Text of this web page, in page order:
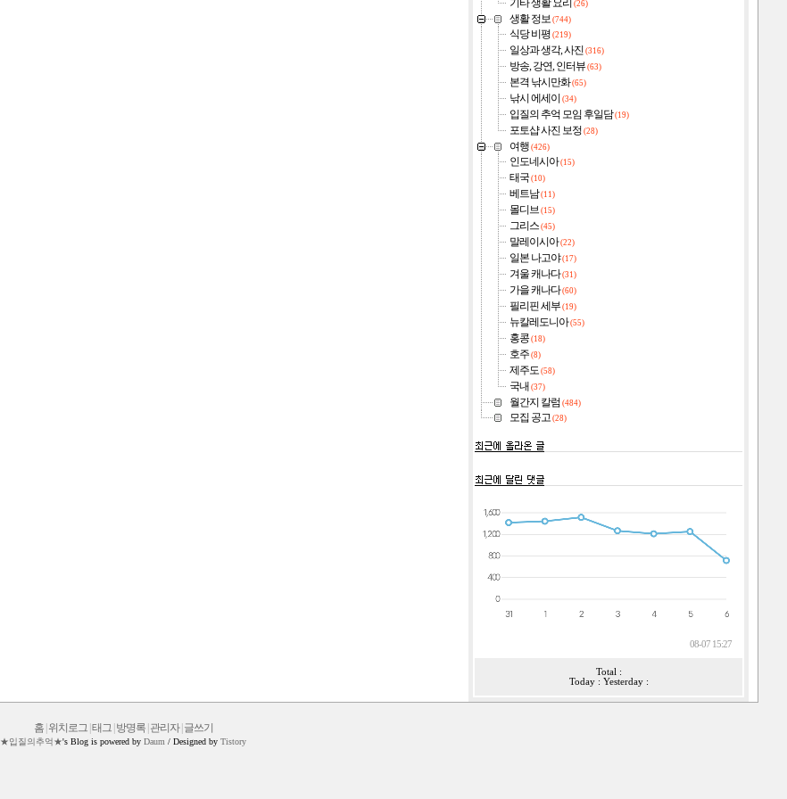
기타 생활 요리 (26)
생활 정보 (744)
식당 비평 (219)
일상과 생각, 사진 (316)
방송, 강연, 인터뷰 (63)
본격 낚시만화(65)
낚시 에세이 (34)
입질의 추억 모임 후일담(19)
포토샵 사진 보정 (28)
여행 (426)
인도네시아(15)
태국 (10)
베트남(11)
몰디브 (15)
그리스 (45)
말레이시아(22)
일본 나고야(17)
겨울 캐나다(31)
가을 캐나다(60)
필리핀 세부 (19)
뉴칼레도니아(55)
홍콩 (18)
호주 (8)
제주도 (58)
국내 (37)
월간지 칼럼 (484)
모집 공고 (28)
08-07 15:27
Total :
Today : Yesterday :
홈|위치로그 |태그 |방명록|관리자|글쓰기
★입질의추억★'s Blog is powered by Daum / Designed by Tistory